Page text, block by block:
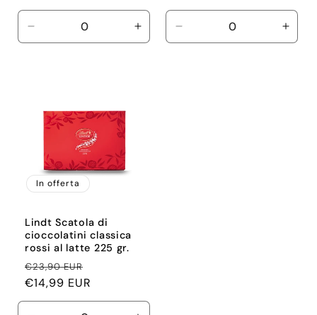
listino
Diminuisci
quantità
Aumenta
quantità
Diminuisci
quantità
In offerta
Lindt Scatola di
cioccolatini classica
rossi al latte 225 gr.
Prezzo
di
listino
€23,90 EUR
€14,99 EUR